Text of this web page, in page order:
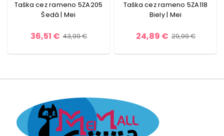
Taška cez rameno 5ZA205
Šedá | Mei
36,51 € 43,99 €
Taška cez rameno 5ZA118
Biely | Mei
24,89 € 29,99 €